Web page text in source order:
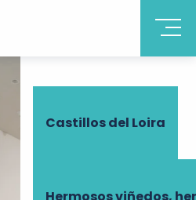
Descubrir Touraine
Castillos del Loira
Hermosos viñedos,